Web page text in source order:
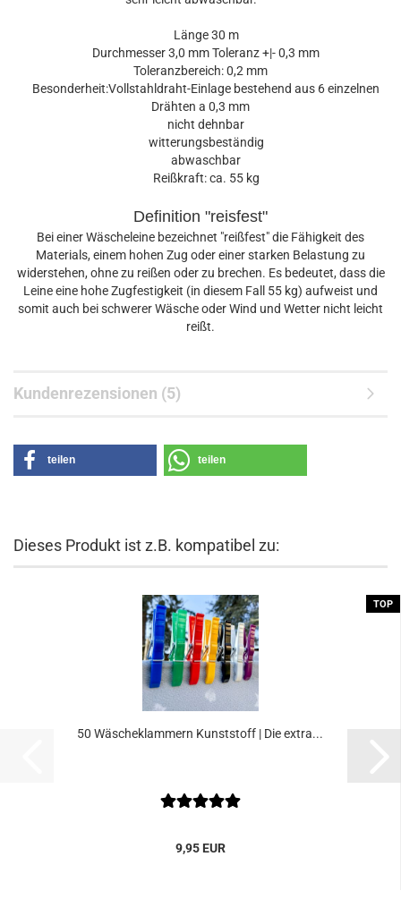
Länge 30 m
Durchmesser 3,0 mm Toleranz +|- 0,3 mm
Toleranzbereich: 0,2 mm
Besonderheit:Vollstahldraht-Einlage bestehend aus 6 einzelnen
Drähten a 0,3 mm
nicht dehnbar
witterungsbeständig
abwaschbar
Reißkraft: ca. 55 kg
Definition "reisfest"
Bei einer Wäscheleine bezeichnet "reißfest" die Fähigkeit des
Materials, einem hohen Zug oder einer starken Belastung zu
widerstehen, ohne zu reißen oder zu brechen. Es bedeutet, dass die
Leine eine hohe Zugfestigkeit (in diesem Fall 55 kg) aufweist und
somit auch bei schwerer Wäsche oder Wind und Wetter nicht leicht
reißt.
Kundenrezensionen (5)
teilen teilen
Dieses Produkt ist z.B. kompatibel zu:
TOP
50 Wäscheklammern Kunststoff | Die extra...
9,95 EUR